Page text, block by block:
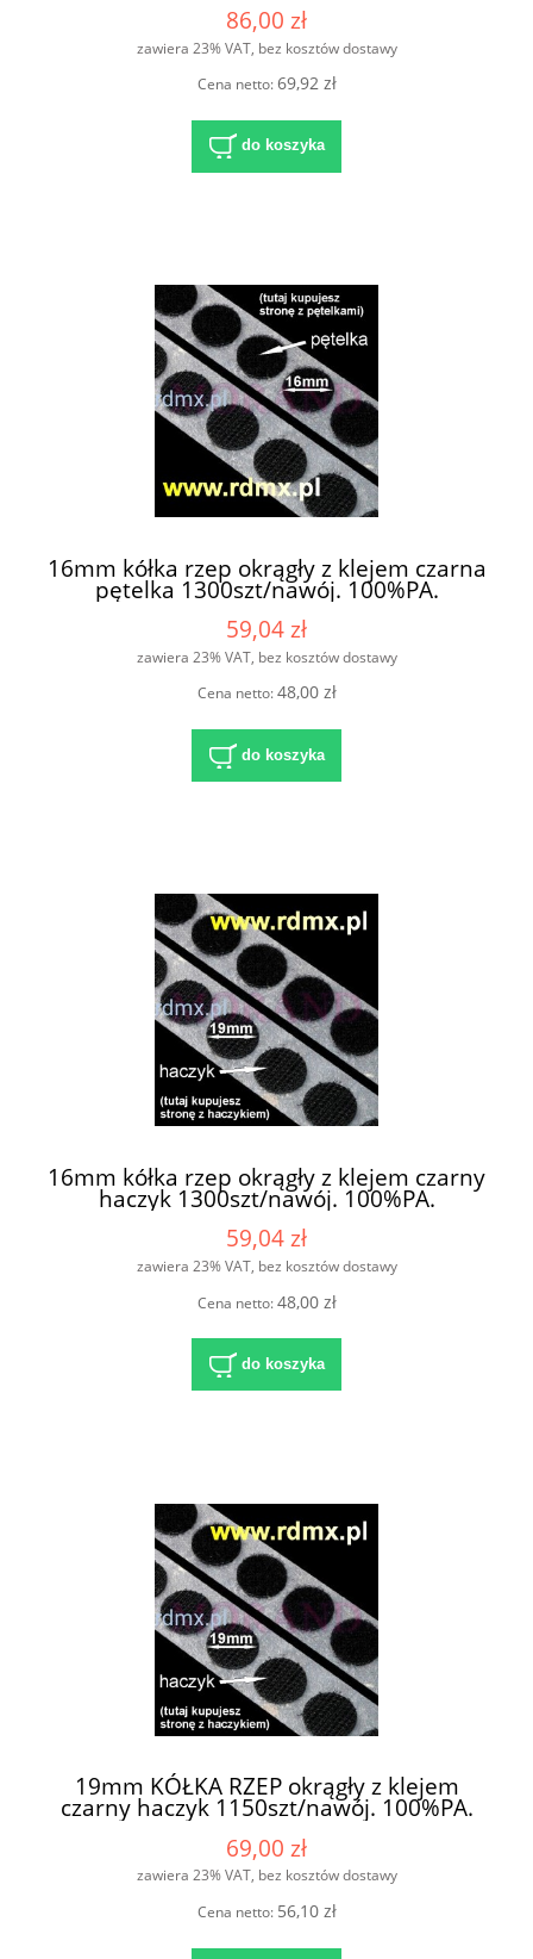
86,00 zł
zawiera 23% VAT, bez kosztów dostawy
Cena netto:69,92 zł
do koszyka
16mm kółka rzep okrągły z klejem czarna
pętelka 1300szt/nawój. 100%PA.
59,04 zł
zawiera 23% VAT, bez kosztów dostawy
Cena netto:48,00 zł
do koszyka
16mm kółka rzep okrągły z klejem czarny
haczyk 1300szt/nawój. 100%PA.
59,04 zł
zawiera 23% VAT, bez kosztów dostawy
Cena netto:48,00 zł
do koszyka
19mm KÓŁKA RZEP okrągły z klejem
czarny haczyk 1150szt/nawój. 100%PA.
69,00 zł
zawiera 23% VAT, bez kosztów dostawy
Cena netto: 56,10 zł